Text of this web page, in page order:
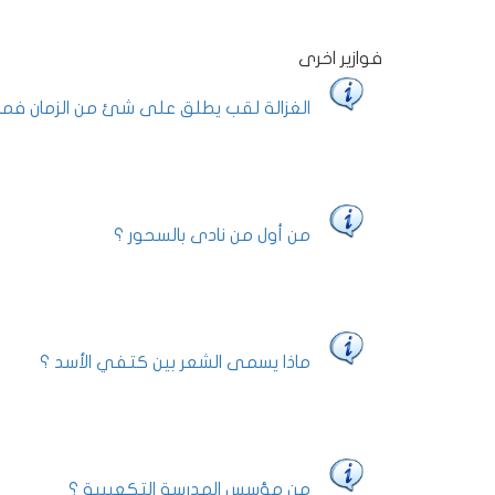
فوازير اخرى
الغزالة لقب يطلق على شئ من الزمان
من أول من نادى بالسحور ؟
ماذا يسمى الشعر بين كتفي الأسد ؟
من مؤسس المدرسة التكعيبية ؟